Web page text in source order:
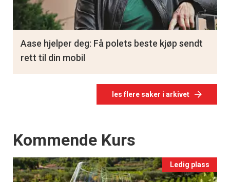
les flere saker i arkivet
Aase hjelper deg: Få polets beste kjøp sendt
rett til din mobil
Events
Kommende Kurs
Ledig plass